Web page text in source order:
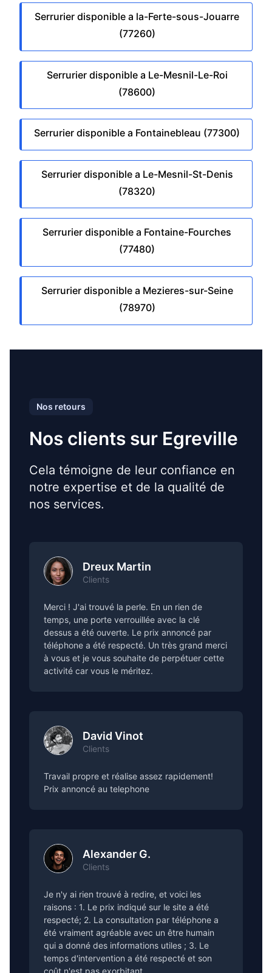
Serrurier disponible a la-Ferte-sous-Jouarre
(77260)
Serrurier disponible a Le-Mesnil-Le-Roi
(78600)
Serrurier disponible a Fontainebleau (77300)
Serrurier disponible a Le-Mesnil-St-Denis
(78320)
Serrurier disponible a Fontaine-Fourches
(77480)
Serrurier disponible a Mezieres-sur-Seine
(78970)
Nos retours
Nos clients sur Egreville
Cela témoigne de leur confiance en
notre expertise et de la qualité de
nos services.
Dreux Martin
Clients
Merci ! J'ai trouvé la perle. En un rien de
temps, une porte verrouillée avec la clé
dessus a été ouverte. Le prix annoncé par
téléphone a été respecté. Un très grand merci
à vous et je vous souhaite de perpétuer cette
activité car vous le méritez.
David Vinot
Clients
Travail propre et réalise assez rapidement!
Prix annoncé au telephone
Alexander G.
Clients
Je n'y ai rien trouvé à redire, et voici les
raisons : 1. Le prix indiqué sur le site a été
respecté; 2. La consultation par téléphone a
été vraiment agréable avec un être humain
qui a donné des informations utiles ; 3. Le
temps d'intervention a été respecté et son
coût n'est pas exorbitant